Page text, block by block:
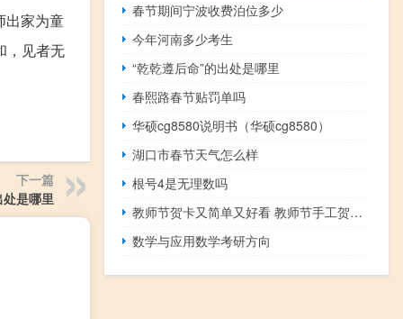
出家为童
，见者无
下一篇
是哪里
春节期间宁波收费泊位多少
今年河南多少考生
“乾乾遵后命”的出处是哪里
春熙路春节贴罚单吗
华硕cg8580说明书（华硕cg8580）
湖口市春节天气怎么样
根号4是无理数吗
教师节贺卡又简单又好看 教师节手工贺卡简单又漂亮
数学与应用数学考研方向